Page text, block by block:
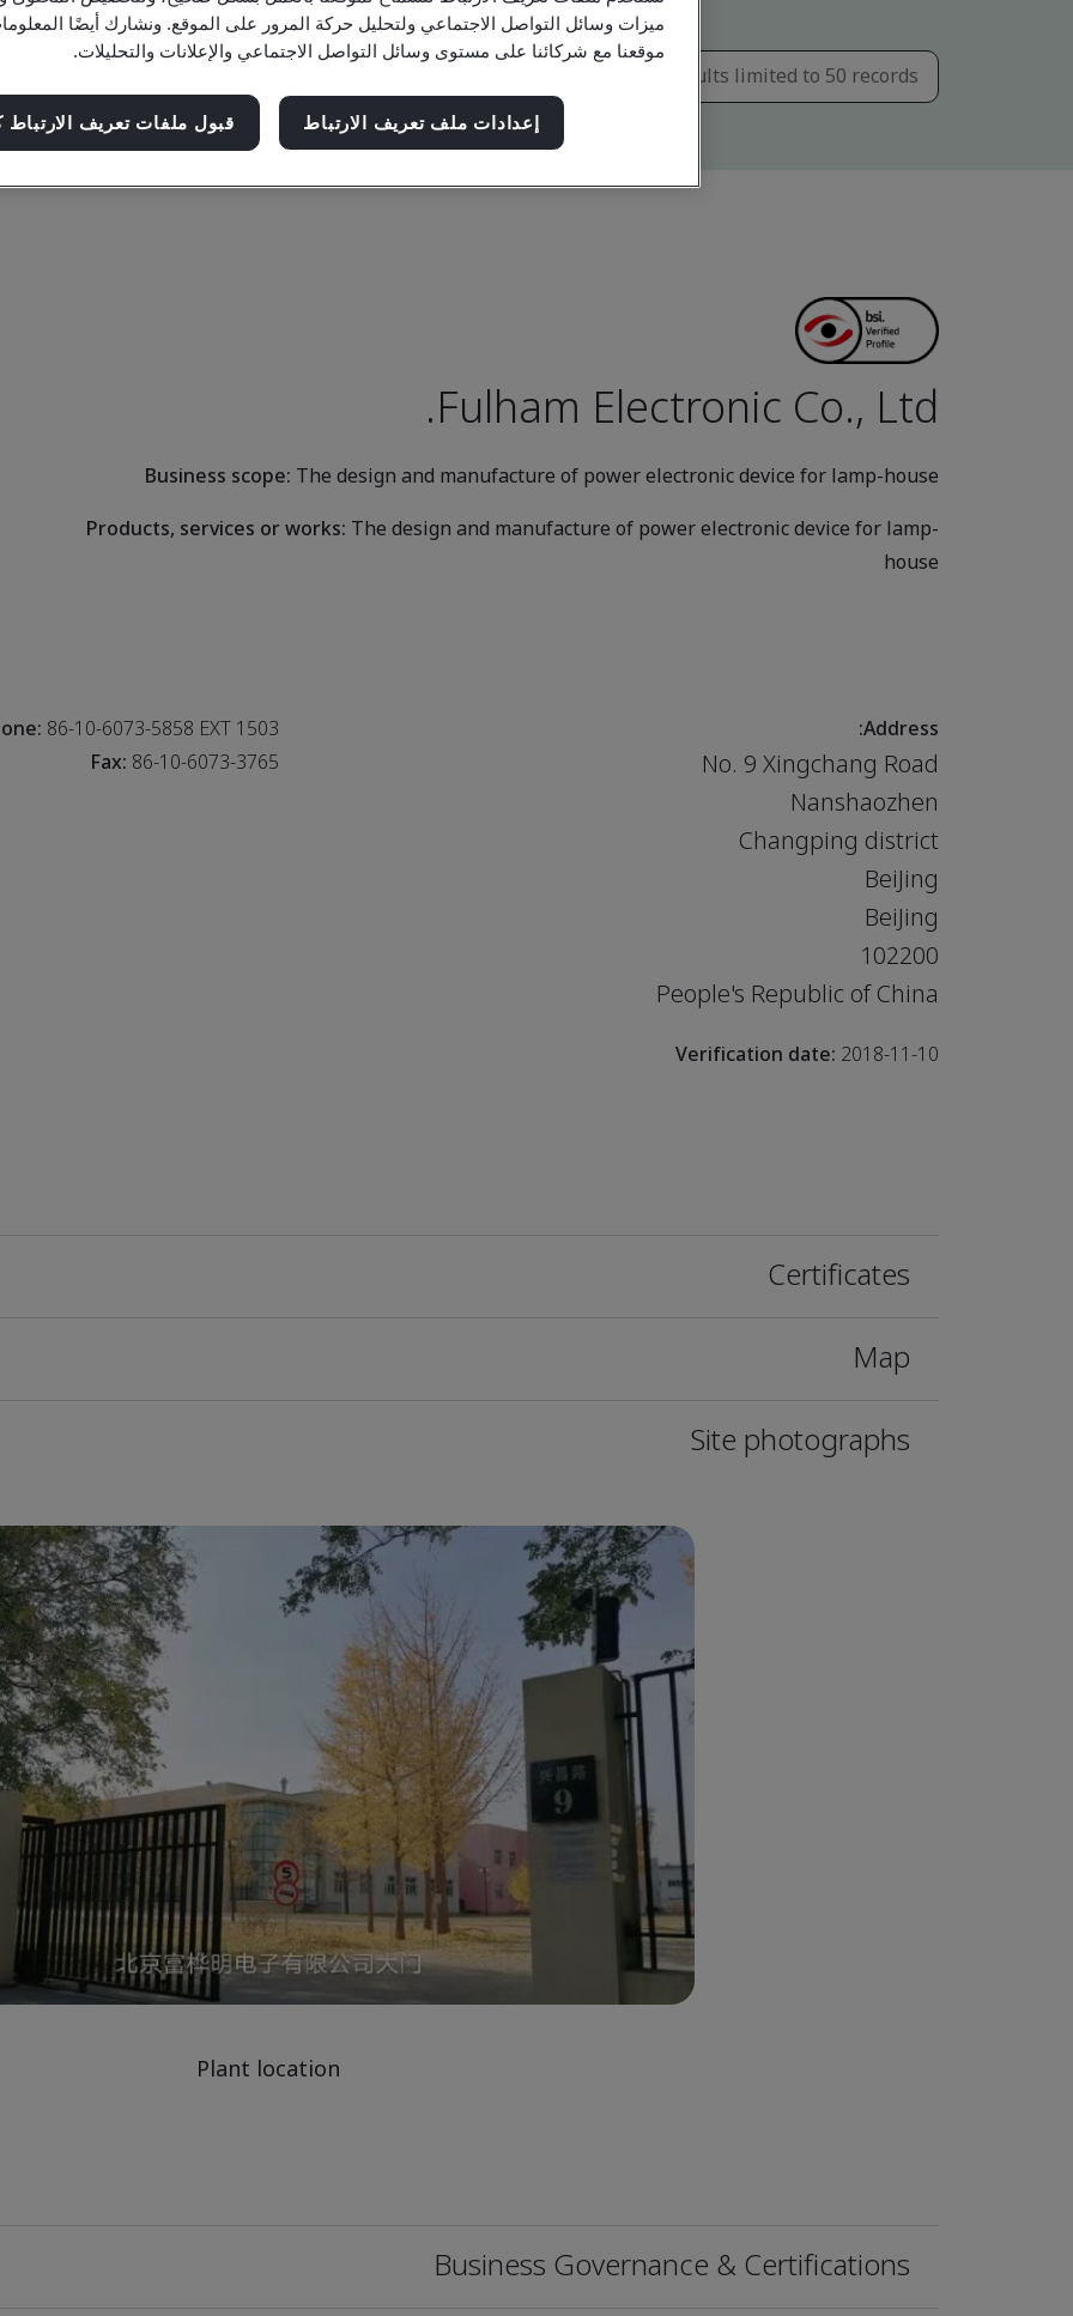
Fulham Electronic Co., Ltd.
Business scope:The design and manufacture of power electronic device for lamp-house
Products, services or works:The design and manufacture of power electronic device for lamp-
house
Address:
No. 9 Xingchang Road
Nanshaozhen
Changping district
BeiJing
BeiJing
102200
People's Republic of China
Verification date:2018-11-10
86-10-6073-5858 EXT 1503
Fax:86-10-6073-3765
Certificates
Map
Site photographs
Plant location
Business Governance & Certifications
ميزات وسائل التواصل الاجتماعي ولتحليل حركة المرور على الموقع. ونشارك أيضًا
موقعنا مع شركائنا على مستوى وسائل التواصل الاجتماعي والإعلانات والتحليلات.
إعدادات ملف تعريف الارتباط قبول ملفات تعريف الارتباط